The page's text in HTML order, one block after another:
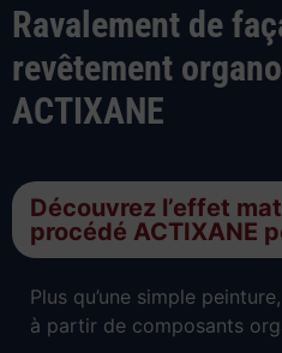
Ravalement de
revêtement
ACTIXANE
Découvrez l’effet
procédé ACTIXANE
Plus qu’une simple
à partir de composants